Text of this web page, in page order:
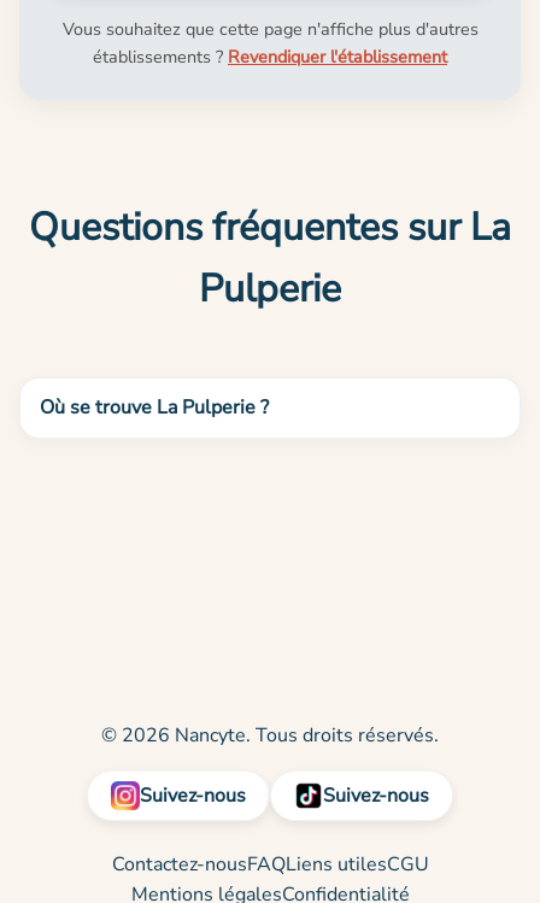
Vous souhaitez que cette page n'affiche plus d'autres
établissements ? Revendiquer l'établissement
Questions fréquentes sur La
Pulperie
Où se trouve La Pulperie ?
© 2026 Nancyte. Tous droits réservés.
Suivez-nous Suivez-nous
Contactez-nousFAQLiens utilesCGU
Mentions légalesConfidentialité